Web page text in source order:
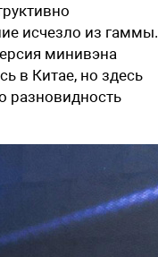
исчезло из гаммы.
минивэна
в Китае, но здесь
разновидность